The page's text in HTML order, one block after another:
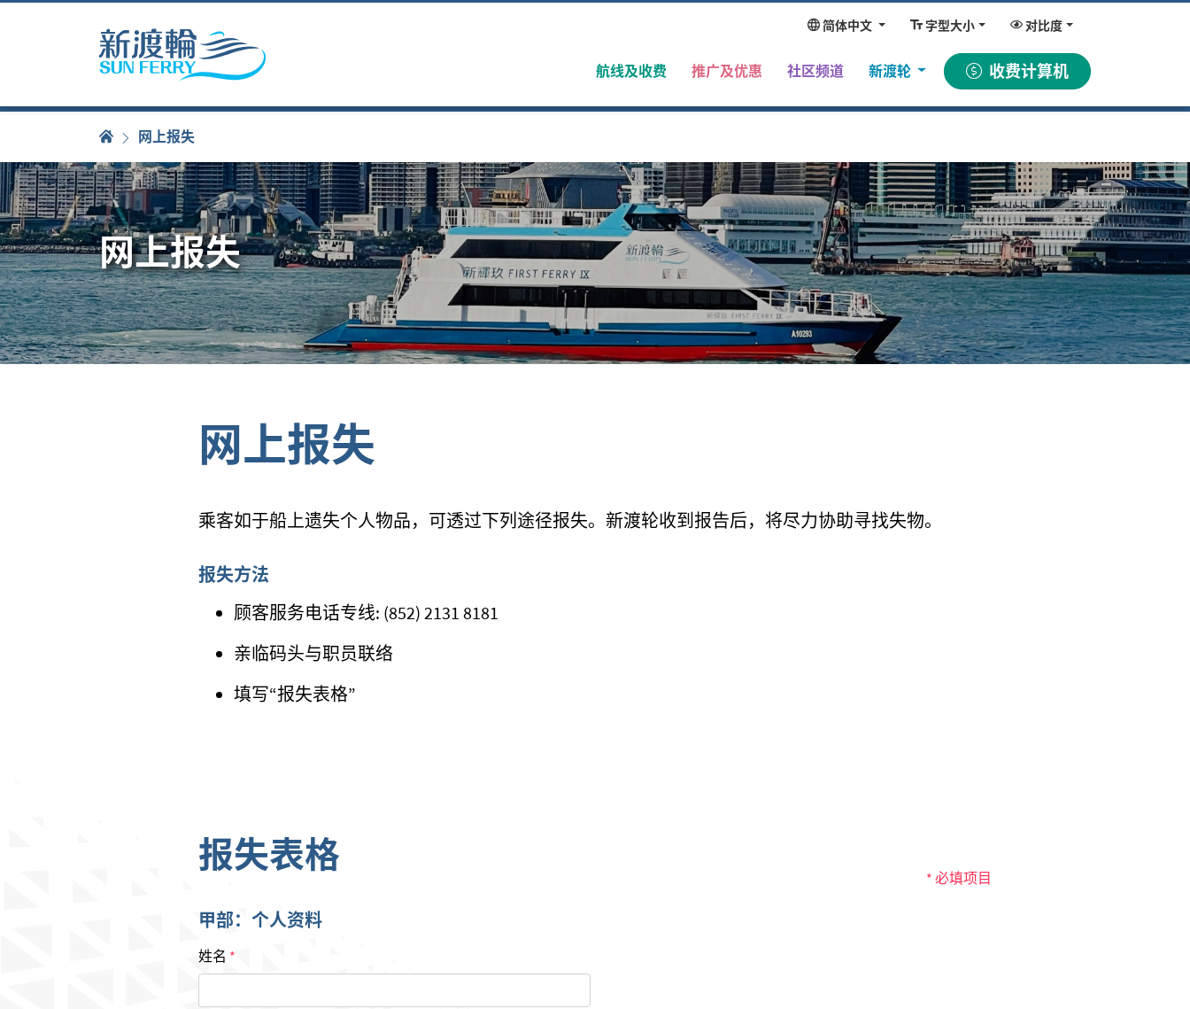
简体中文 字型大小 对比度
航线及收费 推广及优惠 社区频道 新渡轮 收费计算机
网上报失
网上报失
网上报失
乘客如于船上遗失个人物品，可透过下列途径报失。 新渡轮收到报告后，将尽力协助寻找失物。
报失方法
顾客服务电话专线: (852) 2131 8181
亲临码头与职员联络
填写“报失表格”
报失表格
* 必填项目
甲部：个人资料
姓名 *